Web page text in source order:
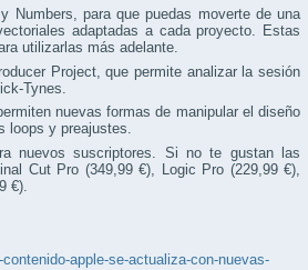
Numbers, para que puedas moverte de una
adaptadas a cada proyecto. Estas
utilizarlas más adelante.
Project, que permite analizar la sesión
Tynes.
nuevas formas de manipular el diseño
loops y preajustes.
nuevos suscriptores. Si no te gustan las
Cut Pro (349,99 €), Logic Pro (229,99 €),
€).
apple-se-actualiza-con-nuevas-